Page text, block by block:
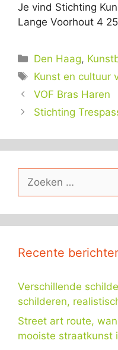
Je vind Stichting
Lange Voorhout 4
Categorieën
Den Haag,
Tags
Kunst en cultuur
VOF Bras Haren
Stichting
naar:
Recente
Verschillende
schilderen,
Street art route,
mooiste straatkunst